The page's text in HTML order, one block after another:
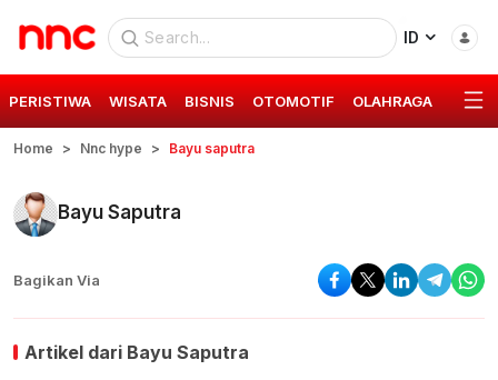
ID
PERISTIWA WISATA BISNIS OTOMOTIF OLAHRAGA GAYA
Home Nnc hype Bayu saputra
Bayu Saputra
Bagikan Via
Artikel dari Bayu Saputra